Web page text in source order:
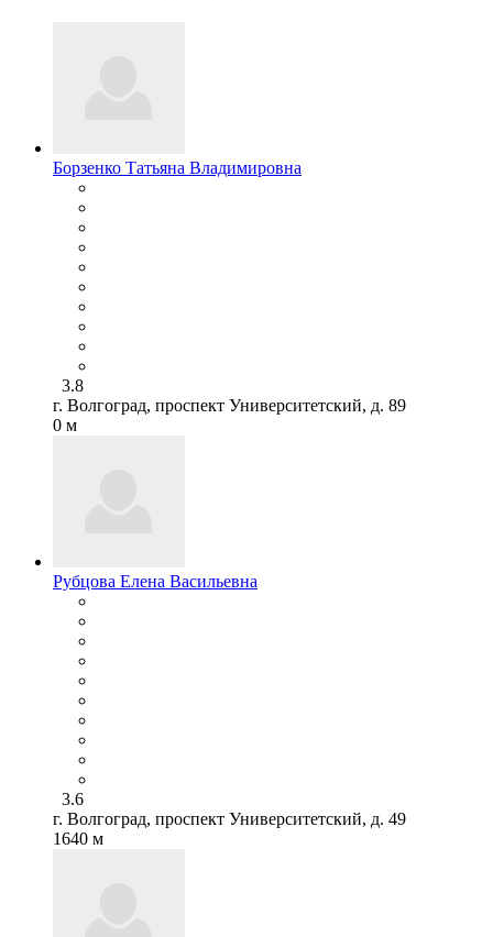
Борзенко Татьяна Владимировна
3.8
г. Волгоград, проспект Университетский, д. 89
0 м
Рубцова Елена Васильевна
3.6
г. Волгоград, проспект Университетский, д. 49
1640 м